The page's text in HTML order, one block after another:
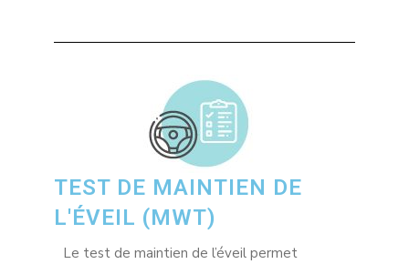
TEST DE MAINTIEN DE
L'ÉVEIL (MWT)
Le test de maintien de l’éveil permet